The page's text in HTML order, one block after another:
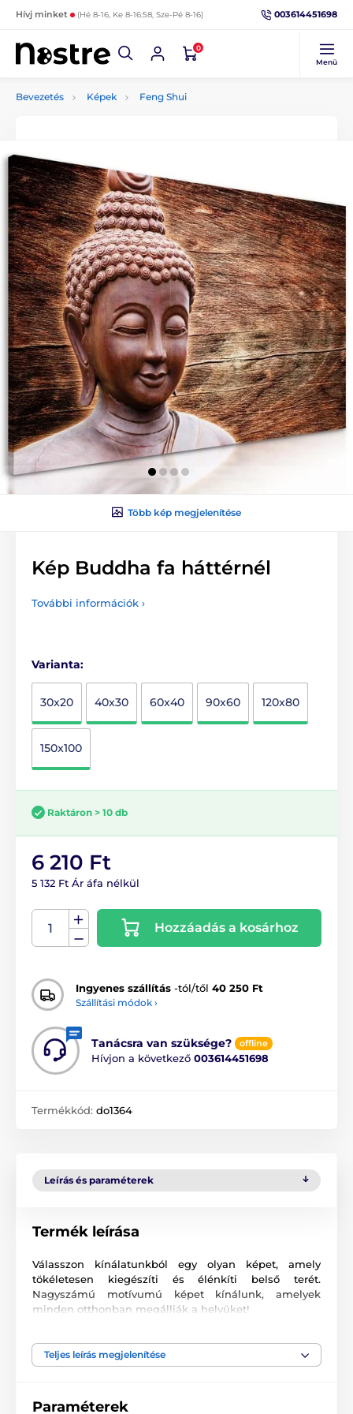
Hívj minket (Hé 8-16, Ke 8-16:58, Sze-Pé 8-16) 003614451698
0
Menü
Bevezetés Képek Feng Shui
Több kép megjelenítése
Kép Buddha fa háttérnél
További információk ›
Varianta:
30x20 40x30 60x40 90x60 120x80
150x100
Raktáron > 10 db
6 210 Ft
5 132 Ft Ár áfa nélkül
Hozzáadás a kosárhoz
Ingyenes szállítás -tól/től 40 250 Ft
Szállítási módok ›
Tanácsra van szüksége? offline
Hívjon a következő 003614451698
Termékkód: do1364
Leírás és paraméterek
Termék leírása
Válasszon kínálatunkból egy olyan képet, amely
tökéletesen kiegészíti és élénkíti belső terét.
Nagyszámú motívumú képet kínálunk, amelyek
minden otthonban megállják a helyüket!
Számunkra fontos a minőség, ezért képeinkhez nem
képünket súlyú
Teljes leírás megjelenítése
Paraméterek